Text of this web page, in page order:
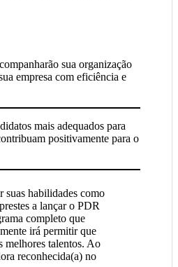
sua organização
empresa com eficiência e
mais adequados para
positivamente para o
suas habilidades como
a lançar o PDR
completo que
irá permitir que
melhores talentos. Ao
reconhecida(a) no